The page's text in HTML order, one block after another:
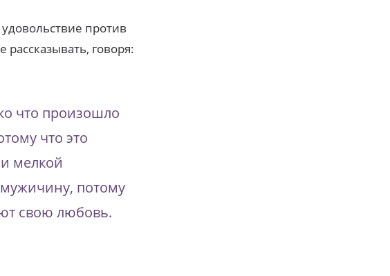
против
говоря:
что произошло
что это
мелкой
потому
свою любовь.